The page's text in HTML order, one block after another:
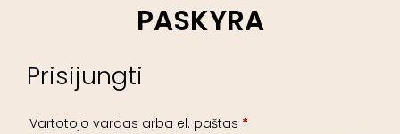
PASKYRA
Prisijungti
Vartotojo vardas arba el. paštas *